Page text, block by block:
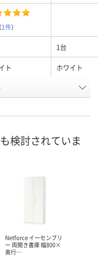
（1件）
1台
ト ホワイト
1850mm
（水）
カゴへ
検討されていま
Netforce イーセンブリ
ー 両開き書庫 幅800×
奥行…